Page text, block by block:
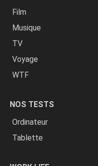
Film
Musique
TV
Voyage
WTF
NOS TESTS
Ordinateur
Tablette